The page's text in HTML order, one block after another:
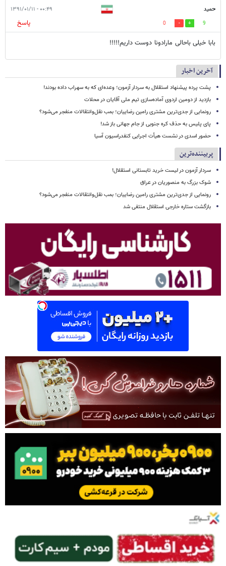
حمید ۰۰:۴۹ - ۱۳۹۱/۰۱/۱۱
9
0
پاسخ
بابا خیلی باحالی مارادونا دوست داریم!!!!!
آخرین اخبار
پشت پرده پیشنهاد استقلال به سردار آزمون؛ وعده‌ای که به سهراب داده بودند!
بازدید از دومین اردوی آماده‌سازی تیم ملی آقایان در محلات
رونمایی از جدی‌ترین مشتری رامین رضاییان؛ بمب نقل‌وانتقالات منفجر می‌شود؟
پای پلیس به حذف کره جنوبی از جام جهانی باز شد!
حضور اسدی در نشست هیأت اجرایی کنفدراسیون آسیا
پربیننده‌ترین
سردار آزمون در لیست خرید تابستانی استقلال!
شوک بزرگ به منصوریان در عراق
رونمایی از جدی‌ترین مشتری رامین رضاییان؛ بمب نقل‌وانتقالات منفجر می‌شود؟
بازگشت ستاره خارجی استقلال منتفی شد